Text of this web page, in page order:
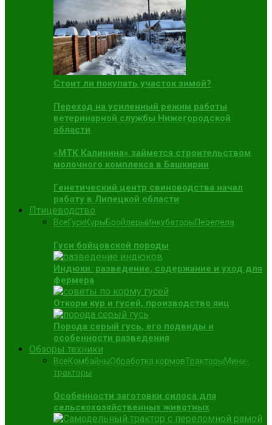
Стоит ли покупать участок зимой?
Переход на усиленный режим работы
ветеринарной службы Нижегородской
области
«МТК Калинина» займется строительством
молочного комплекса в Башкирии
Генетический центр свиноводства начал
работу в Липецкой области
Птицеводство
ВсеГусиКурыБройлерыИнкубаторыПерепела
Гуси бойцовской породы
Индюки: разведение, содержание и уход для
фермера
Откорм кур и гусей, производство яиц
Порода серый гусь, его подвиды и
особенности разведения
Обзоры техники
ВсеКомбайныОбработка кормовТракторыМини-
тракторы
Особенности заготовки силоса для
сельскохозяйственных животных